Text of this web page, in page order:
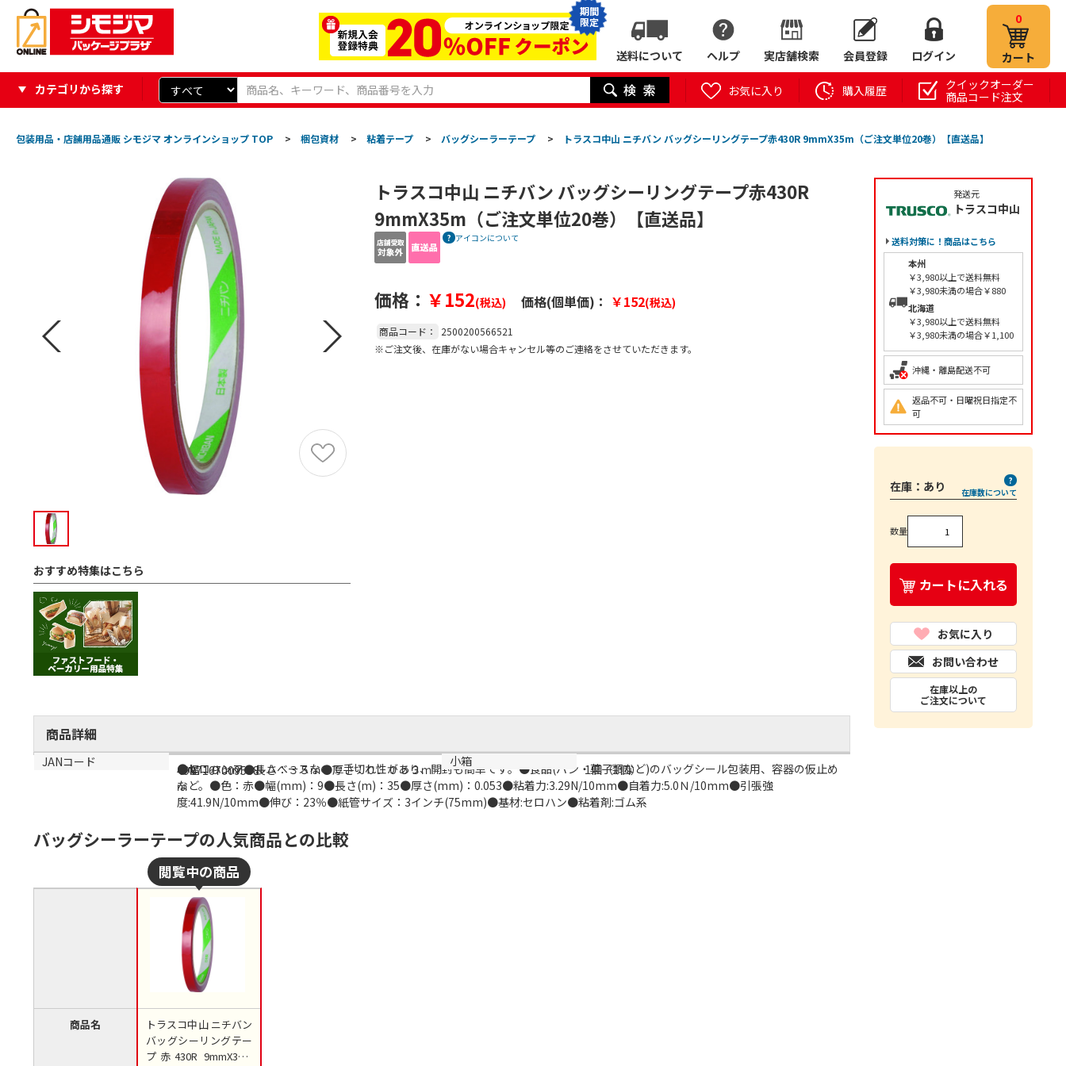
期間
限定
送料について ヘルプ 実店舗検索 会員登録 ログイン
0
カート
カテゴリから探す お気に入り 購入履歴
クイックオーダー
商品コード注文
包装用品・店舗用品通販 シモジマ オンラインショップ TOP > 梱包資材 > 粘着テープ > バッグシーラーテープ > トラスコ中山 ニチバン バッグシーリングテープ赤430R 9mmX35m（ご注文単位20巻）【直送品】
おすすめ特集はこちら
トラスコ中山 ニチバン バッグシーリングテープ赤430R
9mmX35m（ご注文単位20巻）【直送品】
アイコンについて
価格： ￥152(税込) 価格(個単価)： ￥152(税込)
商品コード：
2500200566521
※ご注文後、在庫がない場合キャンセル等のご連絡をさせていただきます。
商品詳細
商品説明
●セロハンフィルムベースなので手切れ性があり、開封も簡単です。●食品(パン・菓子類など)のバッグシール包装用、容器の仮止め
など。●色：赤●幅(mm)：9●長さ(m)：35●厚さ(mm)：0.053●粘着力:3.29N/10mm●自着力:5.0Ｎ/10mm●引張強
度:41.9N/10mm●伸び：23％●紙管サイズ：3インチ(75mm)●基材:セロハン●粘着剤:ゴム系
サイズ
●幅：９ｍｍ●長さ：３５ｍ●厚さ：０．０５３ｍ
ｍ
小箱
1個（1個）
JANコード
4987167009588
発送元
トラスコ中山
送料対策に！商品はこちら
本州
￥3,980以上で送料無料
￥3,980未満の場合￥880
北海道
￥3,980以上で送料無料
￥3,980未満の場合￥1,100
沖縄・離島配送不可
返品不可・日曜祝日指定不
可
在庫： あり 在庫数について
数量
カートに入れる
お気に入り
お問い合わせ
在庫以上の
ご注文について
バッグシーラーテープの人気商品との比較
商品名
トラスコ中山 ニチバン
バッグシーリングテー
プ赤430R 9mmX35m